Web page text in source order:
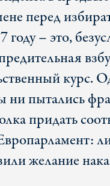
перед
– это,
курс.
ни пытались
придать
желание